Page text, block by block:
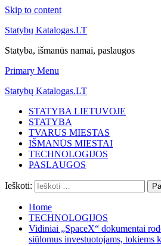
Skip to content
Statybų Katalogas.LT
Statyba, išmanūs namai, paslaugos
Primary Menu
Statybų Katalogas.LT
STATYBA LIETUVOJE
STATYBA
TVARUS MIESTAS
IŠMANŪS MIESTAI
TECHNOLOGIJOS
PASLAUGOS
Ieškoti:
Home
TECHNOLOGIJOS
Vidiniai „SpaceX“ dokumentai
siūlomus investuotojams, tokiems